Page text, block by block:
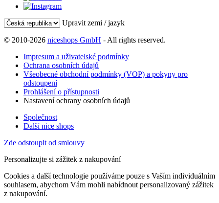
Upravit zemi / jazyk
© 2010-2026 niceshops GmbH - All rights reserved.
Impresum a uživatelské podmínky
Ochrana osobních údajů
Všeobecné obchodní podmínky (VOP) a pokyny pro
odstoupení
Prohlášení o přístupnosti
Nastavení ochrany osobních údajů
Společnost
Další nice shops
Zde odstoupit od smlouvy
Personalizujte si zážitek z nakupování
Cookies a další technologie používáme pouze s Vaším individuálním
souhlasem, abychom Vám mohli nabídnout personalizovaný zážitek
z nakupování.